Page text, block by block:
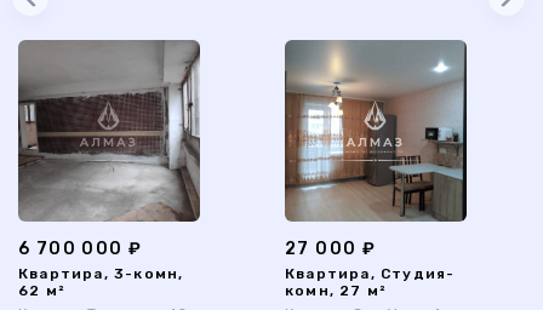
6 700 000 ₽
Квартира, 3-комн,
62 м²
27 000 ₽
Квартира, Студия-
комн, 27 м²